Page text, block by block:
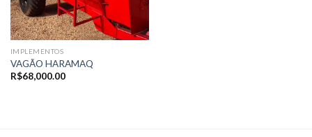
IMPLEMENTOS
VAGÃO HARAMAQ
R$68,000.00